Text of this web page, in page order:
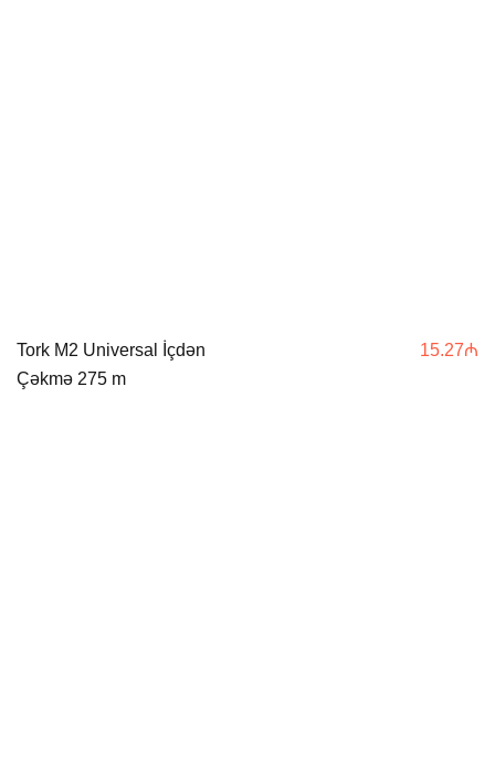
Tork M2 Universal İçdən
Çəkmə 275 m
15.27₼